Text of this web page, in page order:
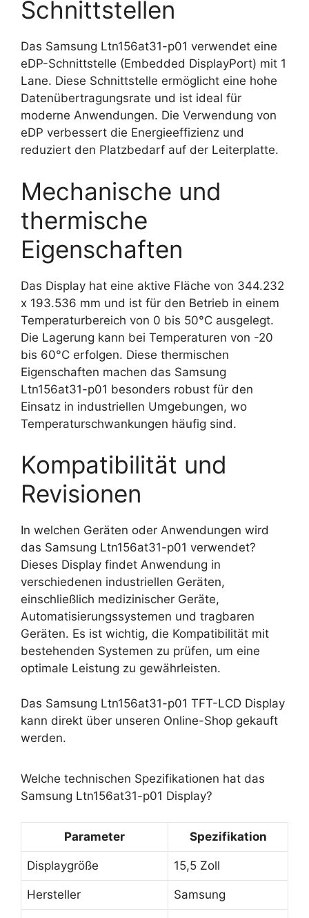
Schnittstellen
Das Samsung Ltn156at31-p01 verwendet eine
eDP-Schnittstelle (Embedded DisplayPort) mit 1
Lane. Diese Schnittstelle ermöglicht eine hohe
Datenübertragungsrate und ist ideal für
moderne Anwendungen. Die Verwendung von
eDP verbessert die Energieeffizienz und
reduziert den Platzbedarf auf der Leiterplatte.
Mechanische und
thermische
Eigenschaften
Das Display hat eine aktive Fläche von 344.232
x 193.536 mm und ist für den Betrieb in einem
Temperaturbereich von 0 bis 50°C ausgelegt.
Die Lagerung kann bei Temperaturen von -20
bis 60°C erfolgen. Diese thermischen
Eigenschaften machen das Samsung
Ltn156at31-p01 besonders robust für den
Einsatz in industriellen Umgebungen, wo
Temperaturschwankungen häufig sind.
Kompatibilität und
Revisionen
In welchen Geräten oder Anwendungen wird
das Samsung Ltn156at31-p01 verwendet?
Dieses Display findet Anwendung in
verschiedenen industriellen Geräten,
einschließlich medizinischer Geräte,
Automatisierungssystemen und tragbaren
Geräten. Es ist wichtig, die Kompatibilität mit
bestehenden Systemen zu prüfen, um eine
optimale Leistung zu gewährleisten.
Das Samsung Ltn156at31-p01 TFT-LCD Display
kann direkt über unseren Online-Shop gekauft
werden.
Welche technischen Spezifikationen hat das
Samsung Ltn156at31-p01 Display?
Parameter Spezifikation
Displaygröße 15,5 Zoll
Hersteller Samsung